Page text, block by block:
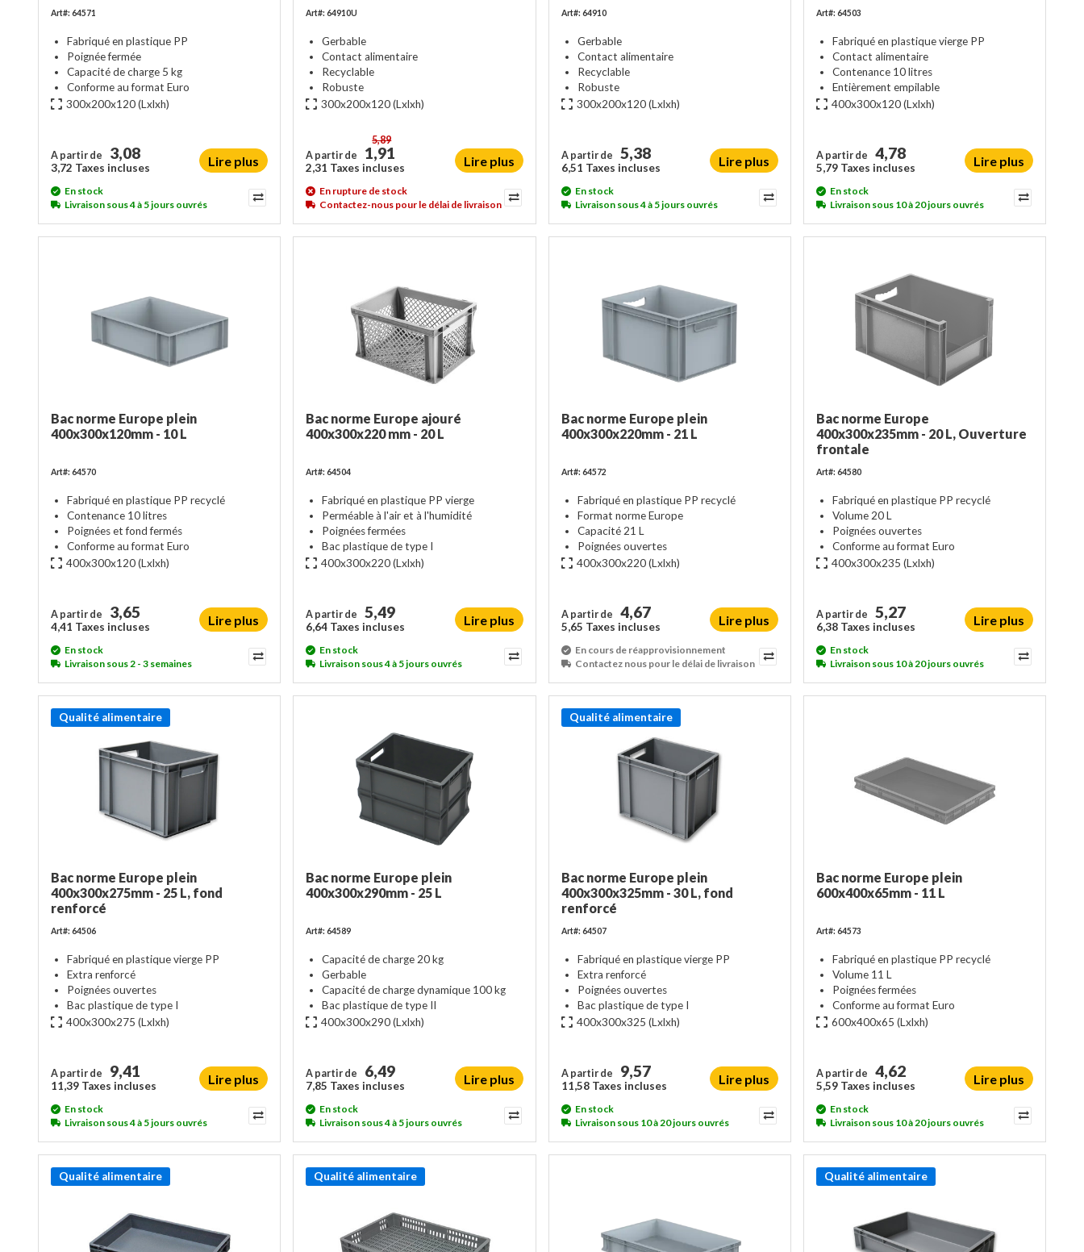
Art#: 64571
Fabriqué en plastique PP
Poignée fermée
Capacité de charge 5 kg
Conforme au format Euro
300x200x120(Lxlxh)
A partir de 3,08
3,72 Taxes incluses Lire plus
En stock
Livraison sous 4 à 5 jours ouvrés
Art#: 64910U
Gerbable
Contact alimentaire
Recyclable
Robuste
300x200x120(Lxlxh)
A partir de
5,89
1,91
2,31 Taxes incluses Lire plus
En rupture de stock
Contactez-nous pour le délai de livraison
Art#: 64910
Gerbable
Contact alimentaire
Recyclable
Robuste
300x200x120(Lxlxh)
A partir de 5,38
6,51 Taxes incluses Lire plus
En stock
Livraison sous 4 à 5 jours ouvrés
Art#: 64503
Fabriqué en plastique vierge PP
Contact alimentaire
Contenance 10 litres
Entièrement empilable
400x300x120(Lxlxh)
A partir de 4,78
5,79 Taxes incluses Lire plus
En stock
Livraison sous 10 à 20 jours ouvrés
Bac norme Europe plein
400x300x120mm - 10 L
Art#: 64570
Fabriqué en plastique PP recyclé
Contenance 10 litres
Poignées et fond fermés
Conforme au format Euro
400x300x120(Lxlxh)
A partir de 3,65
4,41 Taxes incluses Lire plus
En stock
Livraison sous 2 - 3 semaines
Bac norme Europe ajouré
400x300x220 mm - 20 L
Art#: 64504
Fabriqué en plastique PP vierge
Perméable à l'air et à l'humidité
Poignées fermées
Bac plastique de type I
400x300x220(Lxlxh)
A partir de 5,49
6,64 Taxes incluses Lire plus
En stock
Livraison sous 4 à 5 jours ouvrés
Bac norme Europe plein
400x300x220mm - 21 L
Art#: 64572
Fabriqué en plastique PP recyclé
Format norme Europe
Capacité 21 L
Poignées ouvertes
400x300x220(Lxlxh)
A partir de 4,67
5,65 Taxes incluses Lire plus
En cours de réapprovisionnement
Contactez nous pour le délai de livraison
Bac norme Europe
400x300x235mm - 20 L, Ouverture
frontale
Art#: 64580
Fabriqué en plastique PP recyclé
Volume 20 L
Poignées ouvertes
Conforme au format Euro
400x300x235 (Lxlxh)
A partir de 5,27
6,38 Taxes incluses Lire plus
En stock
Livraison sous 10 à 20 jours ouvrés
Qualité alimentaire
Bac norme Europe plein
400x300x275mm - 25 L, fond
renforcé
Art#: 64506
Fabriqué en plastique vierge PP
Extra renforcé
Poignées ouvertes
Bac plastique de type I
400x300x275 (Lxlxh)
A partir de 9,41
11,39 Taxes incluses Lire plus
En stock
Livraison sous 4 à 5 jours ouvrés
Bac norme Europe plein
400x300x290mm - 25 L
Art#: 64589
Capacité de charge 20 kg
Gerbable
Capacité de charge dynamique 100 kg
Bac plastique de type II
400x300x290(Lxlxh)
A partir de 6,49
7,85 Taxes incluses Lire plus
En stock
Livraison sous 4 à 5 jours ouvrés
Qualité alimentaire
Bac norme Europe plein
400x300x325mm - 30 L, fond
renforcé
Art#: 64507
Fabriqué en plastique vierge PP
Extra renforcé
Poignées ouvertes
Bac plastique de type I
400x300x325 (Lxlxh)
A partir de 9,57
11,58 Taxes incluses Lire plus
En stock
Livraison sous 10 à 20 jours ouvrés
Bac norme Europe plein
600x400x65mm - 11 L
Art#: 64573
Fabriqué en plastique PP recyclé
Volume 11 L
Poignées fermées
Conforme au format Euro
600x400x65 (Lxlxh)
A partir de 4,62
5,59 Taxes incluses Lire plus
En stock
Livraison sous 10 à 20 jours ouvrés
Qualité alimentaire Qualité alimentaire Qualité alimentaire